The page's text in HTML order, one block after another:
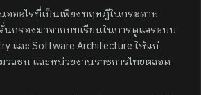
นออะไรที่เป็นเพียงทฤษฎีในกระดาษ
กรองมาจากบทเรียนในการดูแลระบบ
และ Software Architecture ให้แก่
วลชน และหน่วยงานราชการไทยตลอด